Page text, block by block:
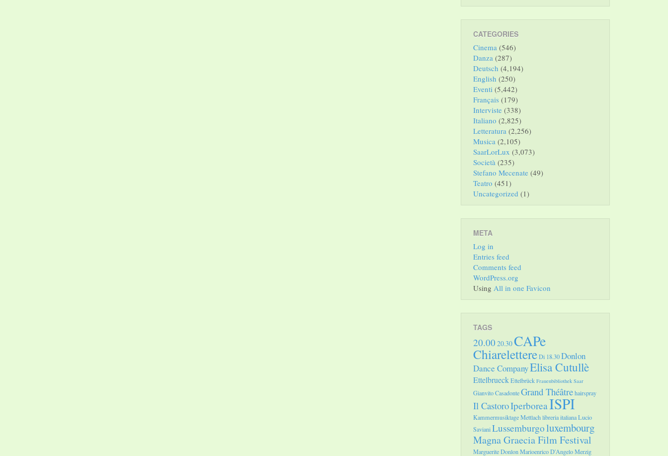
CATEGORIES
Cinema (546)
Danza (287)
Deutsch (4,194)
English (250)
Eventi (5,442)
Français (179)
Interviste (338)
Italiano (2,825)
Letteratura (2,256)
Musica (2,105)
SaarLorLux (3,073)
Società (235)
Stefano Mecenate (49)
Teatro (451)
Uncategorized (1)
META
Log in
Entries feed
Comments feed
WordPress.org
Using All in one Favicon
TAGS
20.00 20.30CAPe
ChiarelettereDi 18.30Donlon
Dance CompanyElisa Cutullè
EttelbrueckEttelbrück Frauenbibliothek Saar
Gianvito CasadonteGrand Théâtrehairspray
Il CastoroIperboreaISPI
Kammermusiktage Mettlachlibreria italianaLucio
SavianiLussemburgoluxembourg
Magna Graecia Film Festival
Marguerite DonlonMarioenrico D'AngeloMerzig